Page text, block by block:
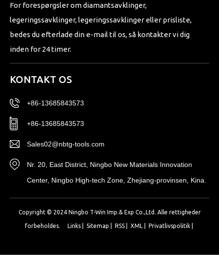
For forespørgsler om diamantsavklinger,
legeringssavklinger, legeringssavklinger eller prisliste,
bedes du efterlade din e-mail til os, så kontakter vi dig
inden for 24 timer.
KONTAKT OS
+86-13685843573
+86-13685843573
Sales02@nbtg-tools.com
Nr. 20, East District, Ningbo New Materials Innovation
Center, Ningbo High-tech Zone, Zhejiang-provinsen, Kina.
Copyright © 2024 Ningbo T-Win Imp.& Exp Co.,Ltd. Alle rettigheder
forbeholdes. Links| Sitemap RSS| XML Privatlivspolitik|